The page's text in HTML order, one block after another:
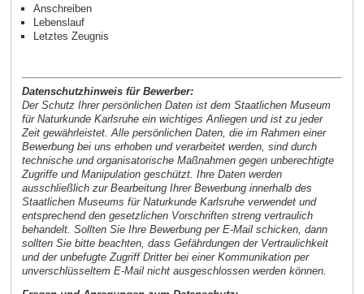
Anschreiben
Lebenslauf
Letztes Zeugnis
Datenschutzhinweis für Bewerber:
Der Schutz Ihrer persönlichen Daten ist dem Staatlichen Museum
für Naturkunde Karlsruhe ein wichtiges Anliegen und ist zu jeder
Zeit gewährleistet. Alle persönlichen Daten, die im Rahmen einer
Bewerbung bei uns erhoben und verarbeitet werden, sind durch
technische und organisatorische Maßnahmen gegen unberechtigte
Zugriffe und Manipulation geschützt. Ihre Daten werden
ausschließlich zur Bearbeitung Ihrer Bewerbung innerhalb des
Staatlichen Museums für Naturkunde Karlsruhe verwendet und
entsprechend den gesetzlichen Vorschriften streng vertraulich
behandelt. Sollten Sie Ihre Bewerbung per E-Mail schicken, dann
sollten Sie bitte beachten, dass Gefährdungen der Vertraulichkeit
und der unbefugte Zugriff Dritter bei einer Kommunikation per
unverschlüsseltem E-Mail nicht ausgeschlossen werden können.